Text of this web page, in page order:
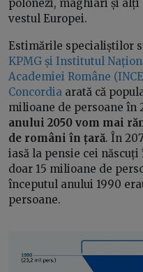
polonezi, maghiari și
vestul Europei.
Estimările specialiștilor
KPMG și Institutul
Academiei Române
Concordia arată că
milioane de persoane în
anului 2050 vom mai
de români în țară. În
iasă la pensie cei
doar 15 milioane de
începutul anului 1990
persoane.